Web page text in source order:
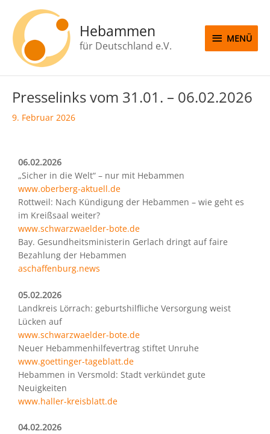
Inhalt
springen
Hebammen
für Deutschland e.V.
MENÜ
Presselinks vom 31.01. – 06.02.2026
9. Februar 2026
06.02.2026
„Sicher in die Welt“ – nur mit Hebammen
www.oberberg-aktuell.de
Rottweil: Nach Kündigung der Hebammen – wie geht es
im Kreißsaal weiter?
www.schwarzwaelder-bote.de
Bay. Gesundheitsministerin Gerlach dringt auf faire
Bezahlung der Hebammen
aschaffenburg.news
05.02.2026
Landkreis Lörrach: geburtshilfliche Versorgung weist
Lücken auf
www.schwarzwaelder-bote.de
Neuer Hebammenhilfevertrag stiftet Unruhe
www.goettinger-tageblatt.de
Hebammen in Versmold: Stadt verkündet gute
Neuigkeiten
www.haller-kreisblatt.de
04.02.2026